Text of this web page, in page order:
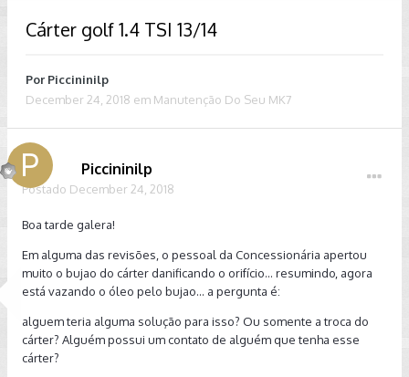
Cárter golf 1.4 TSI 13/14
Por Piccininilp
December 24, 2018 em Manutenção Do Seu MK7
Piccininilp
Postado December 24, 2018
Boa tarde galera!
Em alguma das revisões, o pessoal da Concessionária apertou
muito o bujao do cárter danificando o orifício... resumindo, agora
está vazando o óleo pelo bujao... a pergunta é:
alguem teria alguma solução para isso? Ou somente a troca do
cárter? Alguém possui um contato de alguém que tenha esse
cárter?